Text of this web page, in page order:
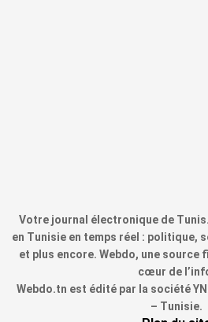
Votre journal électronique de
en Tunisie en temps réel : politique,
et plus encore. Webdo, une source
cœur de
Webdo.tn est édité par la société
– Tunisie.